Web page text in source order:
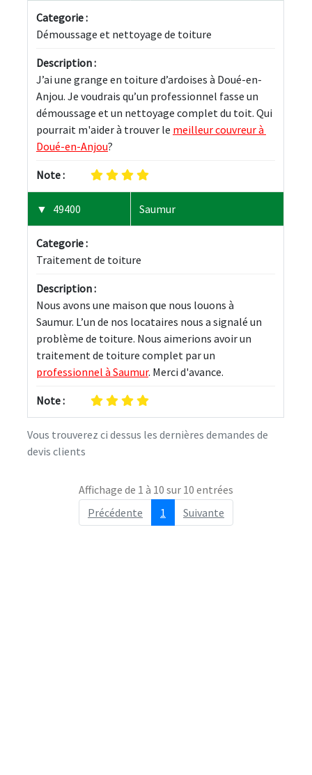
Vous trouverez ci dessus les dernières demandes de
devis clients
Categorie :
Démoussage et nettoyage de toiture
Description :
J’ai une grange en toiture d’ardoises à Doué-en-
Anjou. Je voudrais qu’un professionnel fasse un
démoussage et un nettoyage complet du toit. Qui
pourrait m'aider à trouver le meilleur couvreur à
Doué-en-Anjou?
Note :
49400 Saumur
Categorie :
Traitement de toiture
Description :
Nous avons une maison que nous louons à
Saumur. L’un de nos locataires nous a signalé un
problème de toiture. Nous aimerions avoir un
traitement de toiture complet par un
professionnel à Saumur. Merci d'avance.
Note :
Affichage de 1 à 10 sur 10 entrées
Précédente
1 Suivante